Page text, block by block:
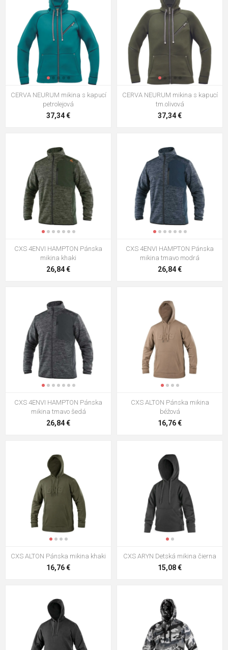
CERVA NEURUM mikina s kapucí
petrolejová
37,34 €
CERVA NEURUM mikina s kapucí
tm.olivová
37,34 €
CXS 4ENVI HAMPTON Pánska
mikina khaki
26,84 €
CXS 4ENVI HAMPTON Pánska
mikina tmavo modrá
26,84 €
CXS 4ENVI HAMPTON Pánska
mikina tmavo šedá
26,84 €
CXS ALTON Pánska mikina
béžová
16,76 €
CXS ALTON Pánska mikina khaki
16,76 €
CXS ARYN Detská mikina čierna
15,08 €